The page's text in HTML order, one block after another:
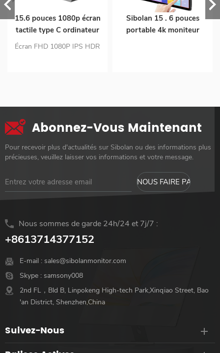
15.6 pouces 1080p écran
tactile type C ordinateur
portable ps4 usb
Écran FHD 1080P IPS HDR
et mini HDMI
Sibolan 15 . 6 pouces
portable 4k moniteur
Abonnez-Vous Maintenant
Pour recevoir plus d'actualités sur Sibolan ou des informations plus
précieuses, veuillez laisser vos informations et votre message.
Nous sommes de garde 24h/24 et 7j/7 :
+8613714377152
E-mail : sales@sibolanmonitor.com
Skype : samsony008
2nd FL，Bld B, Linpokeng High-tech Park,Xinqiao Street, Bao
'an District, Shenzhen,China
Suivez-Nous